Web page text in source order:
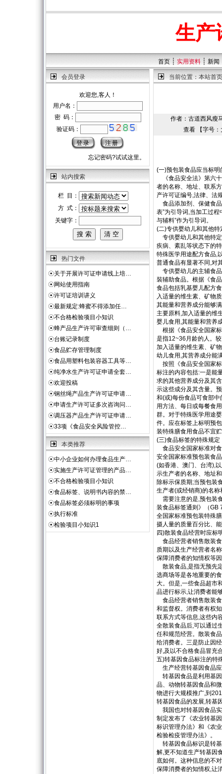
生产
首页 ┊ 实用资料 ┊ 新闻
会员登录
欢迎您,客人！
用户名：
密 码：
验证码：
忘记密码?试试这里。
站内搜索
栏 目：
方 式：
关键字：
热门文件
☉关于开展许可证申请线上培…
☉网站使用指南
☉许可证培训讲义
☉最新规定:蜂蜜不得添加任…
☉不合格检验项目小知识
☉蜂产品生产许可审查细则（…
☉台账记录制度
☉食品贮存管理制度
☉食品用塑料包装容器工具等…
☉纯净水生产许可证申请全套…
☉欢迎投稿
☉钢丝绳产品生产许可证申请…
☉申请生产许可证多次咨询问…
☉调压器产品生产许可证申请…
☉33项《食品安全风险管控…
本类推荐
☉中小企业如何办理食品生产…
☉实施生产许可证管理的产品…
☉不合格检验项目小知识
☉食品标签、说明书内容的禁…
☉食品标签必须标明的事项
☉执行标准
☉检验项目小知识1
当前位置： 本站首页
作者：古道西风瘦
查看 【字号：
(一)预包装食品应当标明
《食品安全法》第六
者的名称、地址、联系
产许可证编号,法律、法
食品添加剂、保健食品
表”为引导词,当加工过
与辅料”作为引导词。
(二)专供婴幼儿和其他
专供婴幼儿和其他特
疾病、紊乱等状态下的
特殊医学用途配方食品,
普通食品有显著不同,对
专供婴幼儿的主辅食
裝辅助食品。根据《食
食品包括乳基婴儿配方
入适量的维生素、矿物
其能量和营养成分能够
主要原料,加入适量的维
婴儿食用,其能量和营养
根据《食品安全国家
是指12~36月龄的人。
加入适量的维生素、矿
幼儿食用,其营养成分能
按照《食品安全国家
标注的内容包括:一是能
求的其他营养成分及其
示这些成分及其含量。
和(或)每份食品可食部
用方法、每日或每餐食
群。对于特殊医学用途
件。应在标签上标明预
装特殊膳食用食品不宜
(三)食品标签的特殊规定
食品安全国家标准对
安全国家标准预包装食
(如香港、澳门、台湾),
示生产者的名称、地址
除标示保质期;当预包装
生产者(或经销商)的名称
需要注意的是,预包装
装食品标签通则》（GB
全国家标准预包装特殊
摄人量的质量百分比、
四)散装食品经营时应标
食品经营者销售散装
质期以及生产经营者名
保障消费者的知情权等
散装食品,是指无预先
选商场等是各地重要的
大。但是,一些食品超市
品进行标示,让消费者能
食品经营者销售散装
和监督权。消费者有权
联系方式等信息,这些内
全散装食品后,可以通过
任和规范经营。散装食
给消费者。三是防止因
好,及以不合格食品冒充
五)转基因食品标注的特
生产经营转基因食品
转基因食品是利用基
品、动物转基因食品和
物进行大规模推广,到
转基因食品的发展,转基
我国也对转基因食品
制定发布了《农业转基
标识管理办法》和《农
检验检疫管理办法》。
转基因食品标识是转
解,更不知道生产转基因
底如何。这种信息的不
保障消费者的知情权,让